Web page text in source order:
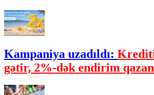
Kampaniya uzadıldı:
gətir, 2%-dək endirim